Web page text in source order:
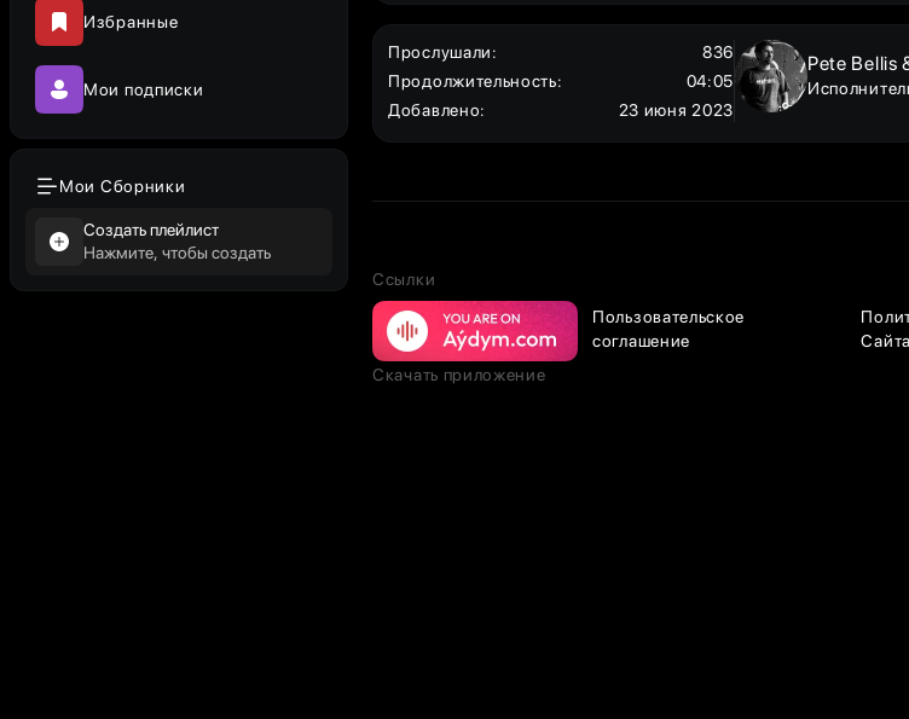
Избранные
Мои подписки
Мои Сборники
Создать плейлист
Нажмите, чтобы создать
Прослушали:
836
Продолжительность:
04:05
Добавлено: 23 июня 2023
Pete Bellis
Ссылки
Пользовательское
соглашение
Сайта
Скачать приложение